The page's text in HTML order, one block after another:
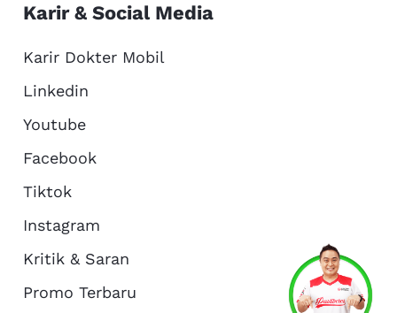
About Us
Karir & Social Media
Karir Dokter Mobil
Linkedin
Youtube
Facebook
Tiktok
Instagram
Kritik & Saran
Promo Terbaru